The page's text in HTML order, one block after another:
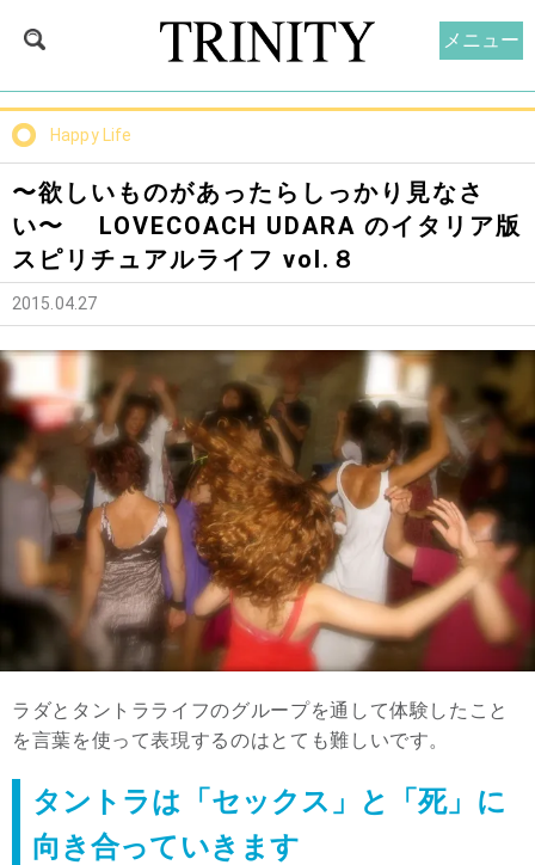
Happy Life
〜欲しいものがあったらしっかり見なさ
い〜 LOVECOACH UDARA のイタリア版
スピリチュアルライフ vol.８
2015.04.27
ラダとタントラライフのグループを通して体験したこと
を言葉を使って表現するのはとても難しいです。
タントラは「セックス」と「死」に
向き合っていきます
メニュー